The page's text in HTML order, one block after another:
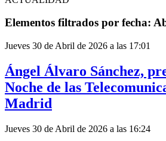
Elementos filtrados por fecha:
Jueves 30 de Abril de 2026 a las 17:01
Ángel Álvaro Sánchez,
Noche de las
Madrid
Jueves 30 de Abril de 2026 a las 16:24